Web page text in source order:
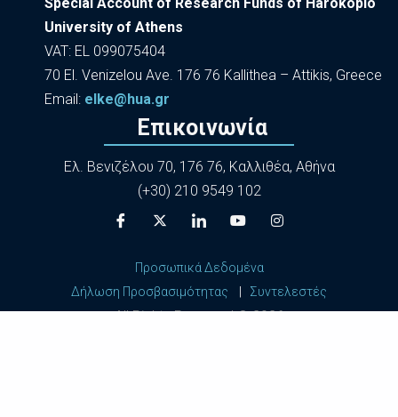
University of Athens
VAT: EL 099075404
70 El. Venizelou Ave. 176 76 Kallithea – Attikis, Greece
Εmail: elke@hua.gr
Επικοινωνία
Ελ. Βενιζέλου 70, 176 76, Καλλιθέα, Αθήνα
(+30) 210 9549 102
Προσωπικά Δεδομένα
Δήλωση Προσβασιμότητας
Συντελεστές
All Rights Reserved ©2026